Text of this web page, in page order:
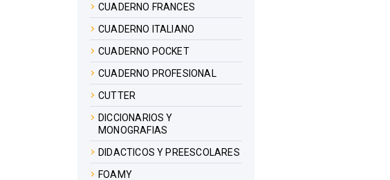
CUADERNO FRANCES
CUADERNO ITALIANO
CUADERNO POCKET
CUADERNO PROFESIONAL
CUTTER
DICCIONARIOS Y
MONOGRAFIAS
DIDACTICOS Y PREESCOLARES
FOAMY